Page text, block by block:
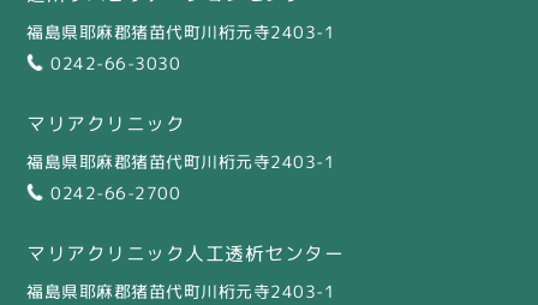
福島県耶麻郡猪苗代町川桁元寺2403-1
0242-66-3030
マリアクリニック
福島県耶麻郡猪苗代町川桁元寺2403-1
0242-66-2700
マリアクリニック人工透析センター
福島県耶麻郡猪苗代町川桁元寺2403-1